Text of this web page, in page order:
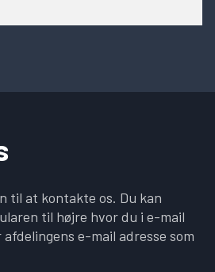
til at kontakte os. Du kan
til højre hvor du i e-mail
e-mail adresse som